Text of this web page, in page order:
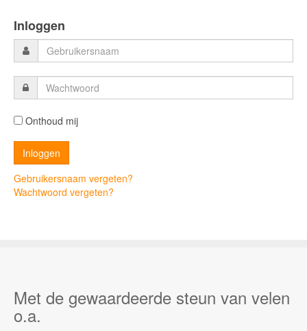
Inloggen
Onthoud mij
Gebruikersnaam vergeten?
Wachtwoord vergeten?
Met de gewaardeerde steun van velen
o.a.